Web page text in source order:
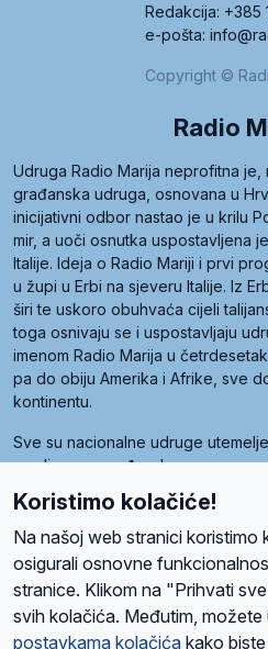
Redakcija: +385
e-pošta:
Copyright ©
Radio
Udruga Radio Marija neprofitna
građanska udruga, osnovana u
inicijativni odbor nastao je u krilu
mir, a uoči osnutka uspostavljena
Italije. Ideja o Radio Mariji i prvi
u župi u Erbi na sjeveru Italije. Iz
širi te uskoro obuhvaća cijeli
toga osnivaju se i uspostavljaju
imenom Radio Marija u
pa do obiju Amerika i Afrike, sve
kontinentu.
Sve su nacionalne udruge
zemljama, a međusobna su
pod nazivom Svjetska obitelj
Radio Maria). Svjetsku obitelj
kojima je i hrvatska Udruga Radio
O namaRadio ProgramVolonteri
Koristimo kolačiće!
Na našoj web stranici koristimo
osigurali osnovne
stranice. Klikom na "Prihvati
svih kolačića. Međutim, možete
postavkama kolačića kako